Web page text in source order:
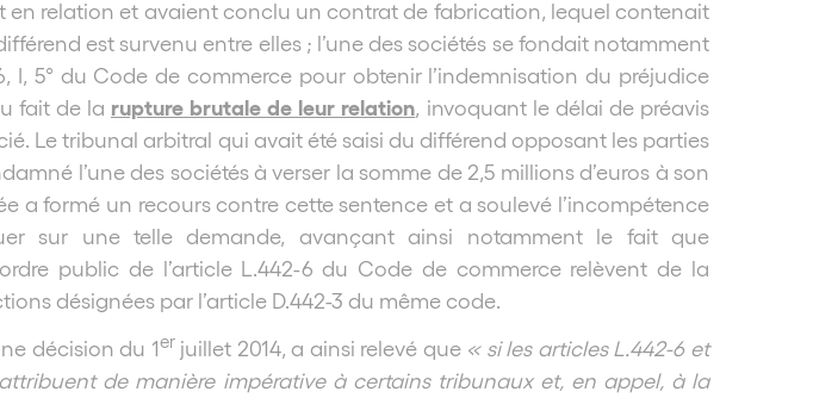
en relation et avaient conclu un contrat de fabrication, lequel contenait
est survenu entre elles ; l’une des sociétés se fondait notamment
I, 5° du Code de commerce pour obtenir l’indemnisation du préjudice
fait de la rupture brutale de leur relation, invoquant le délai de préavis
Le tribunal arbitral qui avait été saisi du différend opposant les parties
l’une des sociétés à verser la somme de 2,5 millions d’euros à son
a formé un recours contre cette sentence et a soulevé l’incompétence
sur une telle demande, avançant ainsi notamment le fait que
public de l’article L.442-6 du Code de commerce relèvent de la
désignées par l’article D.442-3 du même code.
décision du 1erjuillet 2014, a ainsi relevé que « si les articles L.442-6 et
de manière impérative à certains tribunaux et, en appel, à la